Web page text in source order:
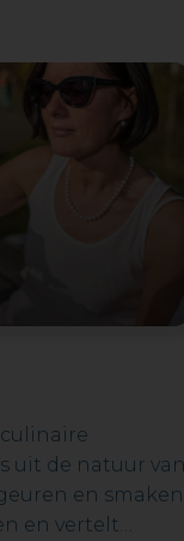
uit de natuur
en smaken
en vertelt